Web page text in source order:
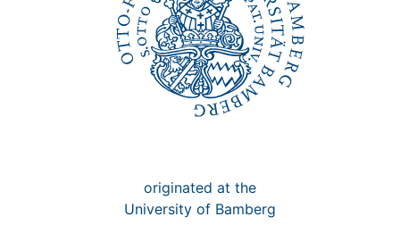
originated at the
University of Bamberg